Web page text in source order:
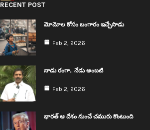
RECENT POST
మోమోల కోసం బంగారం ఇచ్చేసాడు
Feb 2, 2026
నాడు రంగా.. నేడు అంబ‌టి
Feb 2, 2026
భార‌త్ ఆ దేశం నుంచే చ‌మురు కొంటుంది